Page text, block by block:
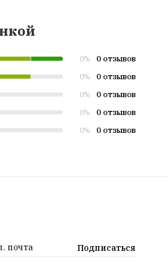
0% 0 отзывов
0% 0 отзывов
0% 0 отзывов
0% 0 отзывов
0% 0 отзывов
Подписаться